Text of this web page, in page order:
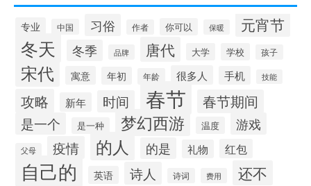
专业 中国 习俗 作者 你可以 保暖 元宵节
冬天 冬季 品牌 唐代 大学 学校 孩子
宋代 寓意 年初 年龄 很多人 手机 技能
攻略 新年 时间 春节 春节期间
是一个 是一种 梦幻西游 温度 游戏
父母 疫情 的人 的是 礼物 红包
自己的 英语 诗人 诗词 费用 还不